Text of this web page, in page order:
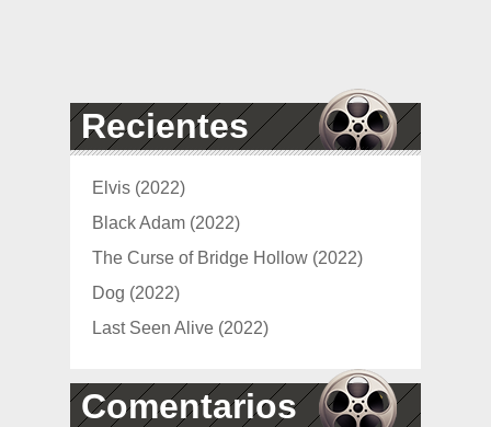
Recientes
Elvis (2022)
Black Adam (2022)
The Curse of Bridge Hollow (2022)
Dog (2022)
Last Seen Alive (2022)
Comentarios